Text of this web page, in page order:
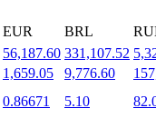
EUR BRL
56,187.60 331,107.52
1,659.05 9,776.60
0.86671 5.10